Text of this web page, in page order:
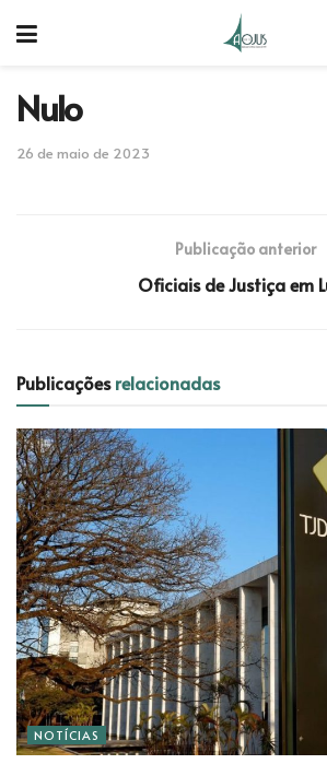
Nulo
26 de maio de 2023
Publicação anterior
Oficiais de Justiça em
Publicaçõesrelacionadas
NOTÍCIAS